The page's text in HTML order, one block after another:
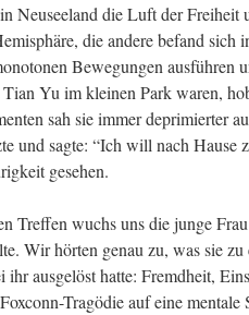
Neuseeland die Luft der Freiheit
die andere befand sich
Bewegungen ausführen
Yu im kleinen Park waren,
sah sie immer deprimierter
und sagte: “Ich will nach
gesehen.
Treffen wuchs uns die junge
Wir hörten genau zu, was sie
ihr ausgelöst hatte: Fremdheit,
Tragödie auf eine